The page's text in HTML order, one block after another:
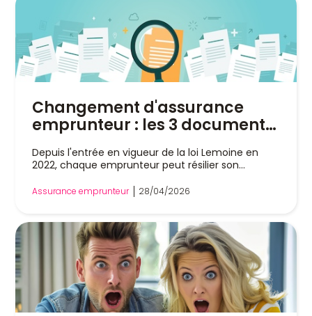
Changement d'assurance
emprunteur : les 3 documents
indispensables
Depuis l'entrée en vigueur de la loi Lemoine en
2022, chaque emprunteur peut résilier son...
Assurance emprunteur 28/04/2026